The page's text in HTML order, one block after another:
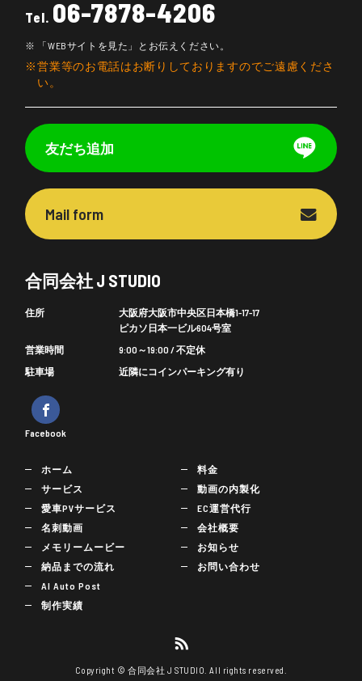
Tel. 06-7878-4206
「WEBサイトを見た」とお伝えください。
営業等のお電話はお断りしておりますのでご遠慮くださ
い。
友だち追加
Mail form
合同会社 J STUDIO
住所
大阪府大阪市中央区日本橋1-17-17
ピカソ日本一ビル604号室
営業時間
9:00～19:00 / 不定休
駐車場
近隣にコインパーキング有り
Facebook
ホーム
サービス
愛車PVサービス
名刺動画
メモリームービー
納品までの流れ
AI Auto Post
制作実績
料金
動画の内製化
EC運営代行
会社概要
お知らせ
お問い合わせ
Copyright © 合同会社 J STUDIO. All rights reserved.